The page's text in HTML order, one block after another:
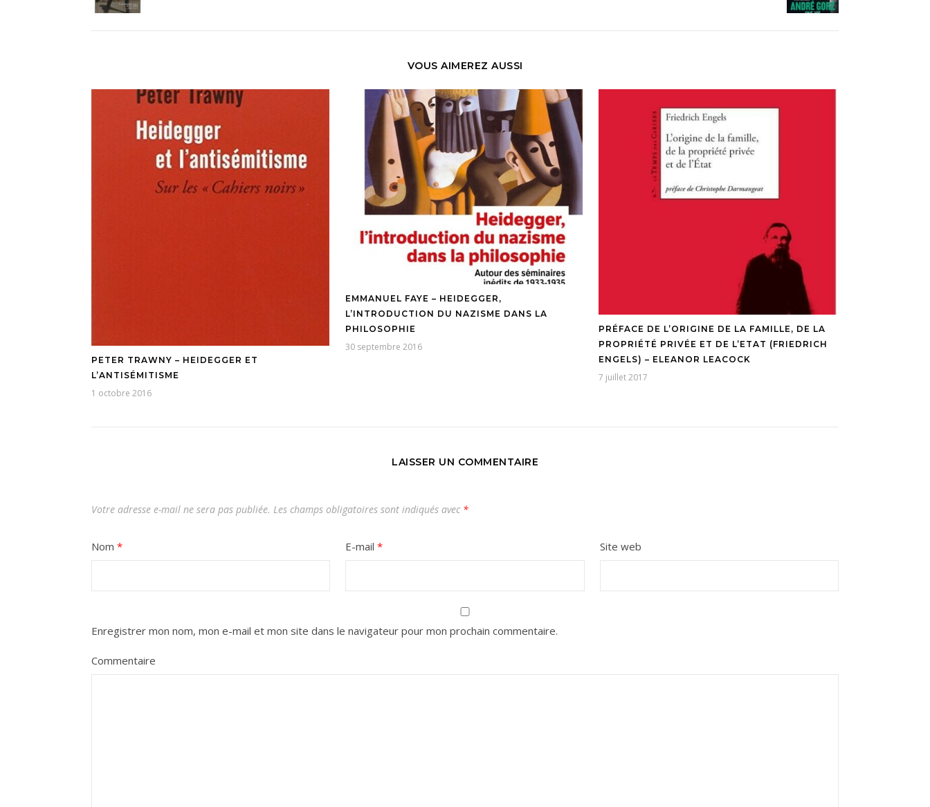
VOUS AIMEREZ AUSSI
PETER TRAWNY – HEIDEGGER ET
L’ANTISÉMITISME
1 octobre 2016
EMMANUEL FAYE – HEIDEGGER,
L’INTRODUCTION DU NAZISME DANS LA
PHILOSOPHIE
30 septembre 2016
PRÉFACE DE L’ORIGINE DE LA FAMILLE, DE LA
PROPRIÉTÉ PRIVÉE ET DE L’ETAT (FRIEDRICH
ENGELS) – ELEANOR LEACOCK
7 juillet 2017
LAISSER UN COMMENTAIRE
Votre adresse e-mail ne sera pas publiée. Les champs obligatoires sont indiqués avec *
Nom * E-mail* Site web
Enregistrer mon nom, mon e-mail et mon site dans le navigateur pour mon prochain commentaire.
Commentaire